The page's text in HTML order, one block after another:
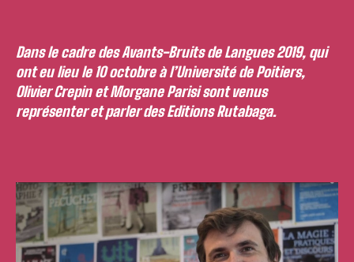
Dans le cadre des Avants-Bruits de Langues 2019, qui
ont eu lieu le 10 octobre à l’Université de Poitiers,
Olivier Crepin et Morgane Parisi sont venus
représenter et parler des Editions Rutabaga.